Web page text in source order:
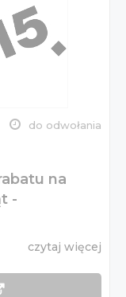
do odwołania
na
-
czytaj więcej